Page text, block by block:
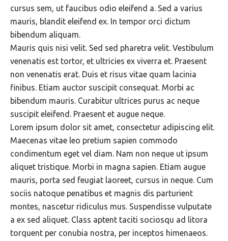
cursus sem, ut faucibus odio eleifend a. Sed a varius
mauris, blandit eleifend ex. In tempor orci dictum
bibendum aliquam.
Mauris quis nisi velit. Sed sed pharetra velit. Vestibulum
venenatis est tortor, et ultricies ex viverra et. Praesent
non venenatis erat. Duis et risus vitae quam lacinia
finibus. Etiam auctor suscipit consequat. Morbi ac
bibendum mauris. Curabitur ultrices purus ac neque
suscipit eleifend. Praesent et augue neque.
Lorem ipsum dolor sit amet, consectetur adipiscing elit.
Maecenas vitae leo pretium sapien commodo
condimentum eget vel diam. Nam non neque ut ipsum
aliquet tristique. Morbi in magna sapien. Etiam augue
mauris, porta sed feugiat laoreet, cursus in neque. Cum
sociis natoque penatibus et magnis dis parturient
montes, nascetur ridiculus mus. Suspendisse vulputate
a ex sed aliquet. Class aptent taciti sociosqu ad litora
torquent per conubia nostra, per inceptos himenaeos.